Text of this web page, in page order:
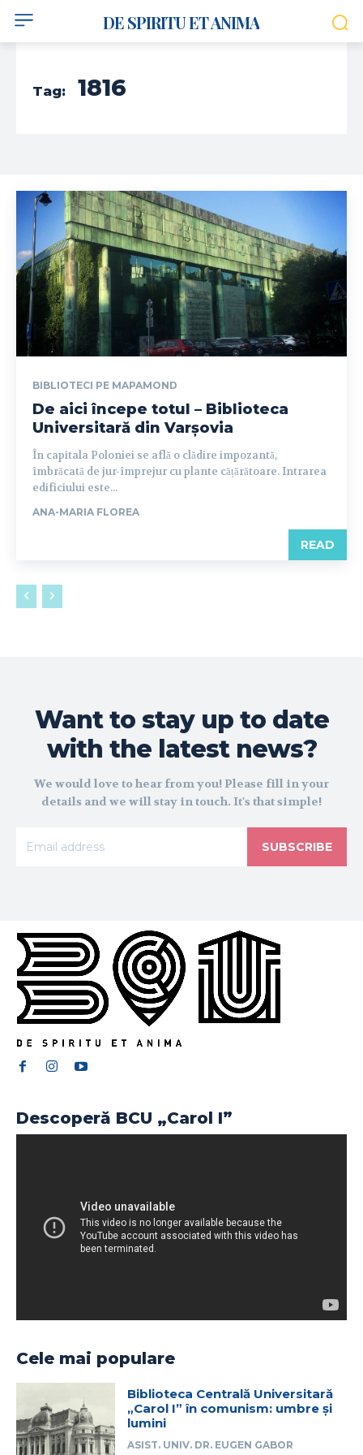
DE SPIRITU ET ANIMA
Tag: 1816
BIBLIOTECI PE MAPAMOND
De aici începe totul – Biblioteca
Universitară din Varșovia
În capitala Poloniei se află o clădire impozantă,
îmbrăcată de jur-împrejur cu plante cățărătoare. Intrarea
edificiului este...
ANA-MARIA FLOREA
READ
Want to stay up to date
with the latest news?
We would love to hear from you! Please fill in your
details and we will stay in touch. It's that simple!
SUBSCRIBE
Descoperă BCU „Carol I”
Cele mai populare
Biblioteca Centrală Universitară
„Carol I” în comunism: umbre și
lumini
ASIST. UNIV. DR. EUGEN GABOR